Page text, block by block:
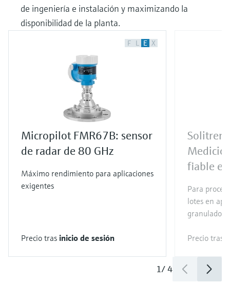
de ingeniería e instalación y maximizando la
disponibilidad de la planta.
F L E X
Micropilot FMR67B: sensor
de radar de 80 GHz
Máximo rendimiento para aplicaciones
exigentes
Precio tras inicio de sesión
fiable
Para
lotes en
granulados
Precio tras
1/4